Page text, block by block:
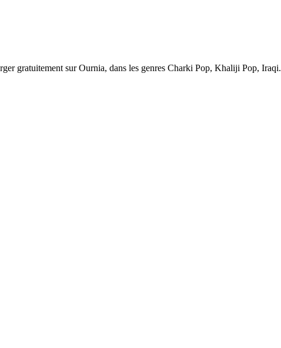
gratuitement sur Ournia, dans les genres Charki Pop, Khaliji Pop, Iraqi.